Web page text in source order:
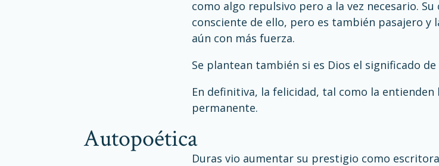
como algo repulsivo pero a la vez necesario.
consciente de ello, pero es también pasajero y
aún con más fuerza.
Se plantean también si es Dios el significado
En definitiva, la felicidad, tal como la
permanente.
autopoética
Duras vio aumentar su prestigio como